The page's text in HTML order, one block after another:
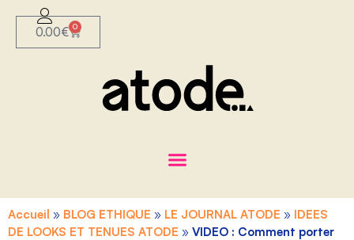
0.00€ 0
Accueil » BLOG ETHIQUE » LE JOURNAL ATODE » IDEES
DE LOOKS ET TENUES ATODE » VIDEO : Comment porter